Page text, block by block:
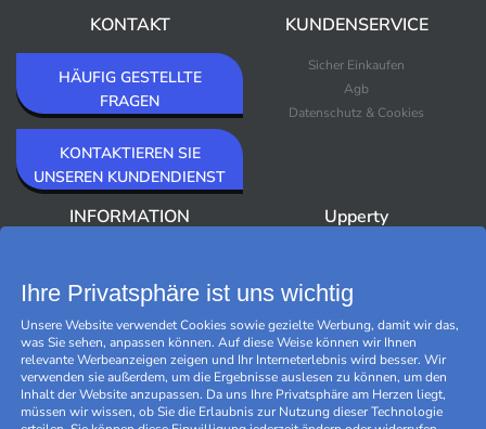
KONTAKT
HÄUFIG GESTELLTE
FRAGEN
KONTAKTIEREN SIE
UNSEREN KUNDENDIENST
KUNDENSERVICE
Sicher Einkaufen
Agb
Datenschutz & Cookies
INFORMATION
Newsletter
Upperty
Bestseller
Outlet
Marken
Black Friday
Cookies verwalten
Ihre Privatsphäre ist uns wichtig
Unsere Website verwendet Cookies sowie gezielte Werbung, damit wir das,
was Sie sehen, anpassen können. Auf diese Weise können wir Ihnen
relevante Werbeanzeigen zeigen und Ihr Interneterlebnis wird besser. Wir
verwenden sie außerdem, um die Ergebnisse auslesen zu können, um den
Inhalt der Website anzupassen. Da uns Ihre Privatsphäre am Herzen liegt,
müssen wir wissen, ob Sie die Erlaubnis zur Nutzung dieser Technologie